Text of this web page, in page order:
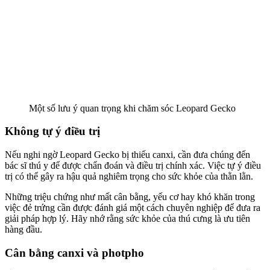
Một số lưu ý quan trọng khi chăm sóc Leopard Gecko
Không tự ý điều trị
Nếu nghi ngờ Leopard Gecko bị thiếu canxi, cần đưa chúng đến
bác sĩ thú y để được chẩn đoán và điều trị chính xác. Việc tự ý điều
trị có thể gây ra hậu quả nghiêm trọng cho sức khỏe của thằn lằn.
Những triệu chứng như mất cân bằng, yếu cơ hay khó khăn trong
việc đẻ trứng cần được đánh giá một cách chuyên nghiệp để đưa ra
giải pháp hợp lý. Hãy nhớ rằng sức khỏe của thú cưng là ưu tiên
hàng đầu.
Cân bằng canxi và photpho